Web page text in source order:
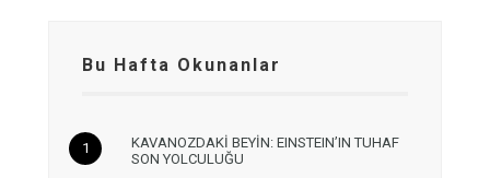
Bu Hafta Okunanlar
KAVANOZDAKİ BEYİN: EINSTEIN’IN TUHAF
SON YOLCULUĞU